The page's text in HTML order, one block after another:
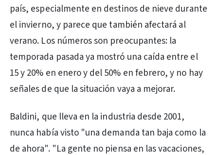
país, especialmente en destinos de nieve durante
el invierno, y parece que también afectará al
verano. Los números son preocupantes: la
temporada pasada ya mostró una caída entre el
15 y 20% en enero y del 50% en febrero, y no hay
señales de que la situación vaya a mejorar.
Baldini, que lleva en la industria desde 2001,
nunca había visto "una demanda tan baja como la
de ahora". "La gente no piensa en las vacaciones,